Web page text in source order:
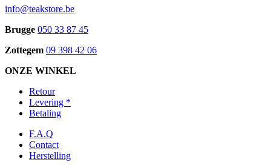
info@teakstore.be
Brugge 050 33 87 45
Zottegem 09 398 42 06
ONZE WINKEL
Retour
Levering *
Betaling
F.A.Q
Contact
Herstelling